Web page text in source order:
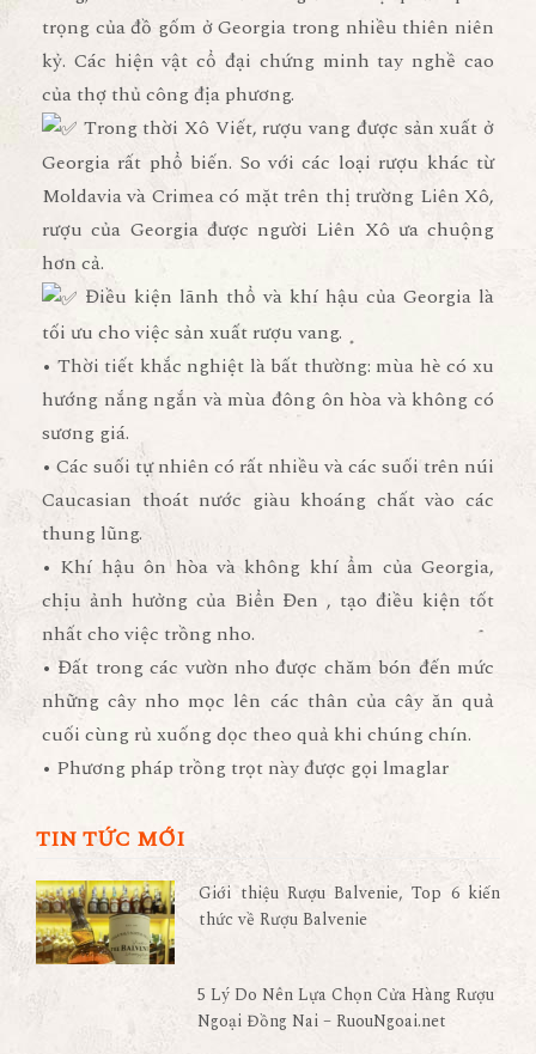
trọng của đồ gốm ở Georgia trong nhiều thiên niên
kỷ. Các hiện vật cổ đại chứng minh tay nghề cao
của thợ thủ công địa phương.
Trong thời Xô Viết, rượu vang được sản xuất ở
Georgia rất phổ biến. So với các loại rượu khác từ
Moldavia và Crimea có mặt trên thị trường Liên Xô,
rượu của Georgia được người Liên Xô ưa chuộng
hơn cả.
Điều kiện lãnh thổ và khí hậu của Georgia là
tối ưu cho việc sản xuất rượu vang.
• Thời tiết khắc nghiệt là bất thường: mùa hè có xu
hướng nắng ngắn và mùa đông ôn hòa và không có
sương giá.
• Các suối tự nhiên có rất nhiều và các suối trên núi
Caucasian thoát nước giàu khoáng chất vào các
thung lũng.
• Khí hậu ôn hòa và không khí ẩm của Georgia,
chịu ảnh hưởng của Biển Đen , tạo điều kiện tốt
nhất cho việc trồng nho.
• Đất trong các vườn nho được chăm bón đến mức
những cây nho mọc lên các thân của cây ăn quả
cuối cùng rủ xuống dọc theo quả khi chúng chín.
• Phương pháp trồng trọt này được gọi lmaglar
TIN TỨC MỚI
Giới thiệu Rượu Balvenie, Top 6 kiến
thức về Rượu Balvenie
5 Lý Do Nên Lựa Chọn Cửa Hàng Rượu
Ngoại Đồng Nai – RuouNgoai.net